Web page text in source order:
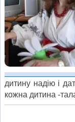
дитину надію і
кожна дитина -